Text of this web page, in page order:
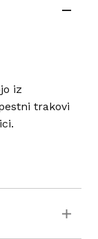
iz
trakovi